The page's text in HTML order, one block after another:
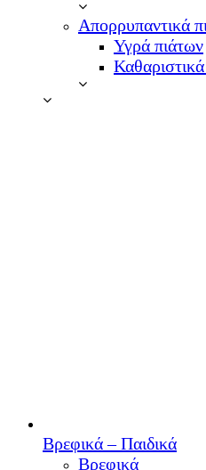
Απορρυπαντικά
Υγρά πιάτων
Βρεφικά – Παιδικά
Βρεφικά